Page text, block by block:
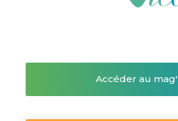
Accéder au mag'